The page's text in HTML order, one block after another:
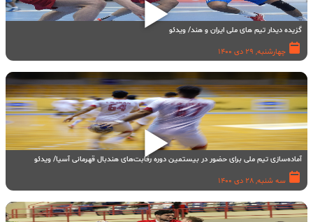
گزیده دیدار تیم های ملی ایران و هند/ ویدئو
چهارشنبه, 29 دی 1400
آماده‌سازی تیم ملی برای حضور در بیستمین دوره رقابت‌های هندبال قهرمانی آسیا/ ویدئو
سه شنبه, 28 دی 1400